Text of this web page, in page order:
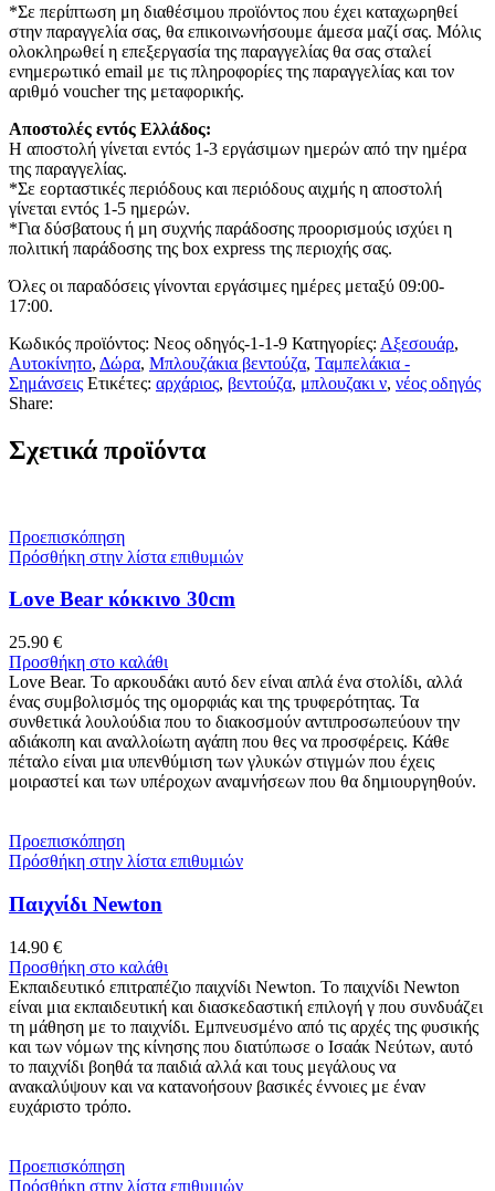
*Σε περίπτωση μη διαθέσιμου προϊόντος που έχει καταχωρηθεί
στην παραγγελία σας, θα επικοινωνήσουμε άμεσα μαζί σας. Μόλις
ολοκληρωθεί η επεξεργασία της παραγγελίας θα σας σταλεί
ενημερωτικό email με τις πληροφορίες της παραγγελίας και τον
αριθμό voucher της μεταφορικής.
Αποστολές εντός Ελλάδος:
Η αποστολή γίνεται εντός 1-3 εργάσιμων ημερών από την ημέρα
της παραγγελίας.
*Σε εορταστικές περιόδους και περιόδους αιχμής η αποστολή
γίνεται εντός 1-5 ημερών.
*Για δύσβατους ή μη συχνής παράδοσης προορισμούς ισχύει η
πολιτική παράδοσης της box express της περιοχής σας.
Όλες οι παραδόσεις γίνονται εργάσιμες ημέρες μεταξύ 09:00-
17:00.
Κωδικός προϊόντος: Νεος οδηγός-1-1-9 Κατηγορίες: Αξεσουάρ,
Αυτοκίνητο, Δώρα, Μπλουζάκια βεντούζα, Ταμπελάκια -
Σημάνσεις Ετικέτες: αρχάριος, βεντούζα, μπλουζακι ν, νέος οδηγός
Share:
Σχετικά προϊόντα
Προεπισκόπηση
Πρόσθήκη στην λίστα επιθυμιών
Love Bear κόκκινο 30cm
25.90 €
Προσθήκη στο καλάθι
Love Bear. Το αρκουδάκι αυτό δεν είναι απλά ένα στολίδι, αλλά
ένας συμβολισμός της ομορφιάς και της τρυφερότητας. Τα
συνθετικά λουλούδια που το διακοσμούν αντιπροσωπεύουν την
αδιάκοπη και αναλλοίωτη αγάπη που θες να προσφέρεις. Κάθε
πέταλο είναι μια υπενθύμιση των γλυκών στιγμών που έχεις
μοιραστεί και των υπέροχων αναμνήσεων που θα δημιουργηθούν.
Προεπισκόπηση
Πρόσθήκη στην λίστα επιθυμιών
Παιχνίδι Newton
14.90 €
Προσθήκη στο καλάθι
Εκπαιδευτικό επιτραπέζιο παιχνίδι Newton. Το παιχνίδι Newton
είναι μια εκπαιδευτική και διασκεδαστική επιλογή γ που συνδυάζει
τη μάθηση με το παιχνίδι. Εμπνευσμένο από τις αρχές της φυσικής
και των νόμων της κίνησης που διατύπωσε ο Ισαάκ Νεύτων, αυτό
το παιχνίδι βοηθά τα παιδιά αλλά και τους μεγάλους να
ανακαλύψουν και να κατανοήσουν βασικές έννοιες με έναν
ευχάριστο τρόπο.
Προεπισκόπηση
Πρόσθήκη στην λίστα επιθυμιών